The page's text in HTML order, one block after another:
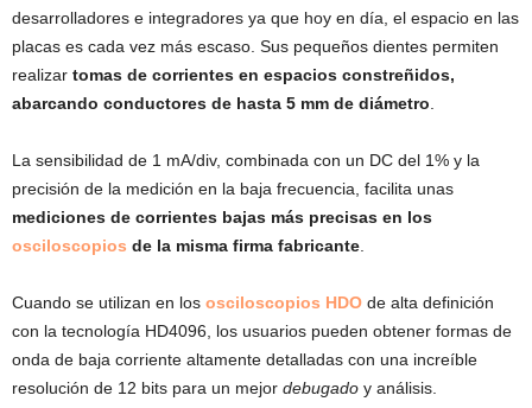
desarrolladores e integradores ya que hoy en día, el espacio en las
placas es cada vez más escaso. Sus pequeños dientes permiten
realizar tomas de corrientes en espacios constreñidos,
abarcando conductores de hasta 5 mm de diámetro
La sensibilidad de 1 mA/div, combinada con un DC del 1% y la
precisión de la medición en la baja frecuencia, facilita unas
mediciones de corrientes bajas más precisas en los
osciloscopios de la misma firma fabricante
Cuando se utilizan en los osciloscopios HDO de alta definición
con la tecnología HD4096, los usuarios pueden obtener formas de
onda de baja corriente altamente detalladas con una increíble
resolución de 12 bits para un mejor debugado y análisis.